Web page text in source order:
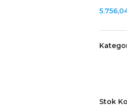
Stok